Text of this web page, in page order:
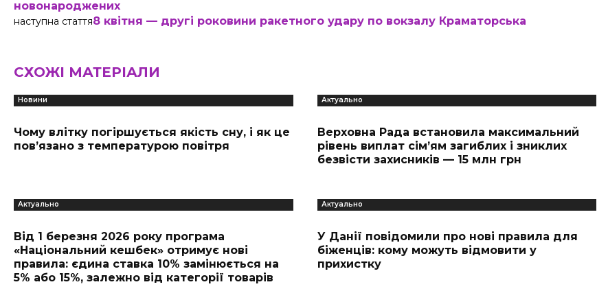
новонароджених
наступна стаття8 квітня — другі роковини ракетного удару по вокзалу Краматорська
СХОЖІ МАТЕРІАЛИ
Новини
Чому влітку погіршується якість сну, і як це
пов’язано з температурою повітря
Актуально
Верховна Рада встановила максимальний
рівень виплат сім’ям загиблих і зниклих
безвісти захисників — 15 млн грн
Актуально
Від 1 березня 2026 року програма
«Національний кешбек» отримує нові
правила: єдина ставка 10% замінюється на
5% або 15%, залежно від категорії товарів
Актуально
У Данії повідомили про нові правила для
біженців: кому можуть відмовити у
прихистку